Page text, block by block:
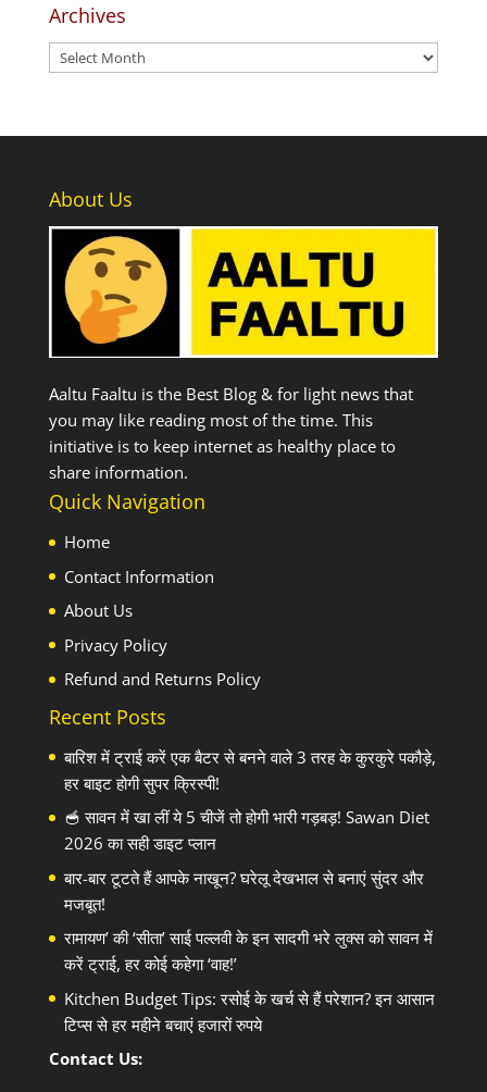
Archives
Archives
About Us
Aaltu Faaltu is the Best Blog & for light news that
you may like reading most of the time. This
initiative is to keep internet as healthy place to
share information.
Quick Navigation
Home
Contact Information
About Us
Privacy Policy
Refund and Returns Policy
Recent Posts
बारिश में ट्राई करें एक बैटर से बनने वाले 3 तरह के कुरकुरे पकौड़े,
हर बाइट होगी सुपर क्रिस्पी!
🥣 सावन में खा लीं ये 5 चीजें तो होगी भारी गड़बड़! Sawan Diet
2026 का सही डाइट प्लान
बार-बार टूटते हैं आपके नाखून? घरेलू देखभाल से बनाएं सुंदर और
मजबूत!
रामायण’ की ‘सीता’ साई पल्लवी के इन सादगी भरे लुक्स को सावन में
करें ट्राई, हर कोई कहेगा ‘वाह!’
Kitchen Budget Tips: रसोई के खर्च से हैं परेशान? इन आसान
टिप्स से हर महीने बचाएं हजारों रुपये
Contact Us: